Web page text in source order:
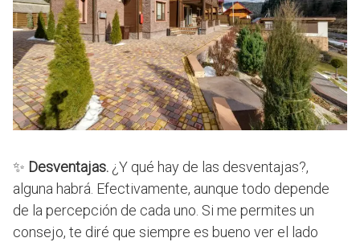
✨ Desventajas. ¿Y qué hay de las desventajas?,
alguna habrá. Efectivamente, aunque todo depende
de la percepción de cada uno. Si me permites un
consejo, te diré que siempre es bueno ver el lado